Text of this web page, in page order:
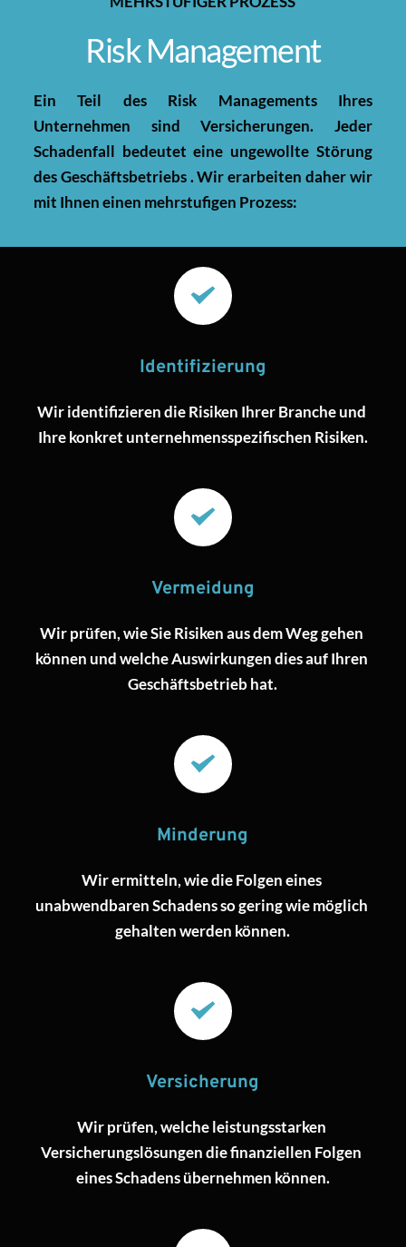
Risk Management
Ein Teil des Risk Managements Ihres
Unternehmen sind Versicherungen. Jeder
Schadenfall bedeutet eine ungewollte Störung
des Geschäftsbetriebs . Wir erarbeiten daher wir
mit Ihnen einen mehrstufigen Prozess:
Identifizierung
Wir identifizieren die Risiken Ihrer Branche und
Ihre konkret unternehmensspezifischen Risiken.
Vermeidung
Wir prüfen, wie Sie Risiken aus dem Weg gehen
können und welche Auswirkungen dies auf Ihren
Geschäftsbetrieb hat.
Minderung
Wir ermitteln, wie die Folgen eines
unabwendbaren Schadens so gering wie möglich
gehalten werden können.
Versicherung
Wir prüfen, welche leistungsstarken
Versicherungslösungen die finanziellen Folgen
eines Schadens übernehmen können.